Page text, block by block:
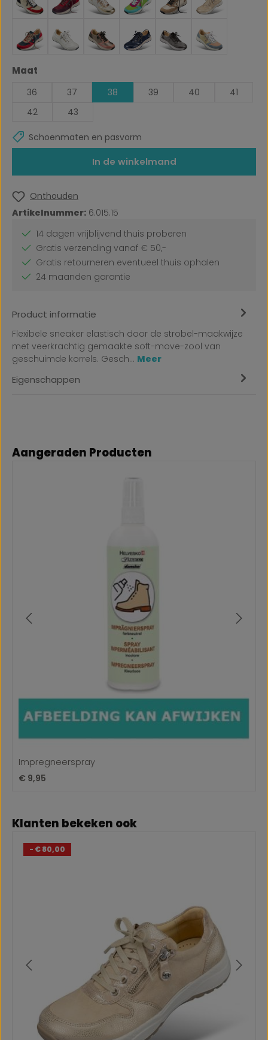
Selecteer
Maat
36 37 38 39 40
41
42
43
Schoenmaten en pasvorm
In de winkelmand
Onthouden
Artikelnummer: 6.015.15
14 dagen vrijblijvend thuis proberen
Gratis verzending vanaf € 50,-
Gratis retourneren eventueel thuis ophalen
24 maanden garantie
Product informatie
Flexibele sneaker elastisch door de strobel-maakwijze
met veerkrachtig gemaakte soft-move-zool van
geschuimde korrels. Gesch… Meer
Eigenschappen
Productgalerij overslaan
Aangeraden Producten
Impregneerspray
Normale prijs:
€ 9,95
Productgalerij overslaan
Klanten bekeken ook
- € 80,00